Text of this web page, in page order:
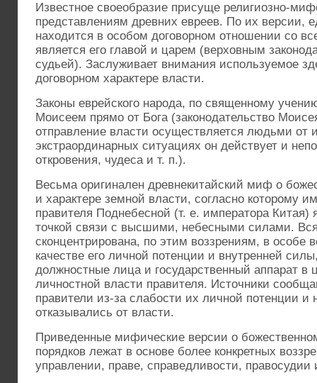
Известное своеобразие присуще религиозно-
представлениям древних евреев. По их версии,
находится в особом договорном отношении со
является его главой и царем (верховным
судьей). Заслуживает внимания используемое
договорном характере власти.
Законы еврейского народа, по священному
Моисеем прямо от Бога (законодательство
отправление власти осуществляется людьми от
экстраординарных ситуациях он действует и
откровения, чудеса и т. п.).
Весьма оригинален древнекитайский миф о
и характере земной власти, согласно которому
правителя Поднебесной (т. е. императора Китая)
точкой связи с высшими, небесными силами.
сконцентрирована, по этим воззрениям, в особе
качестве его личной потенции и внутренней
должностные лица и государственный аппарат
личностной власти правителя. Источники
правители из-за слабости их личной потенции и
отказывались от власти.
Приведенные мифические версии о
порядков лежат в основе более конкретных
управлении, праве, справедливости, правосудии